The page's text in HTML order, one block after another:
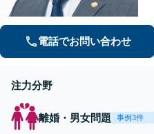
電話でお問い合わせ
注力分野
離婚・男女問題 事例3件